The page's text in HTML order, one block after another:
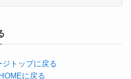
ジトップに戻る
HOMEに戻る